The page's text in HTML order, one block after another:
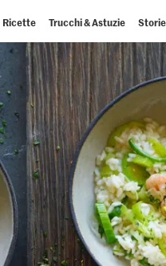
Ricette Trucchi & Astuzie Storie